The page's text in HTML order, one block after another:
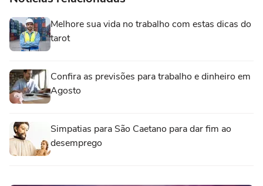
Melhore sua vida no trabalho com estas dicas do
tarot
Confira as previsões para trabalho e dinheiro em
Agosto
Simpatias para São Caetano para dar fim ao
desemprego